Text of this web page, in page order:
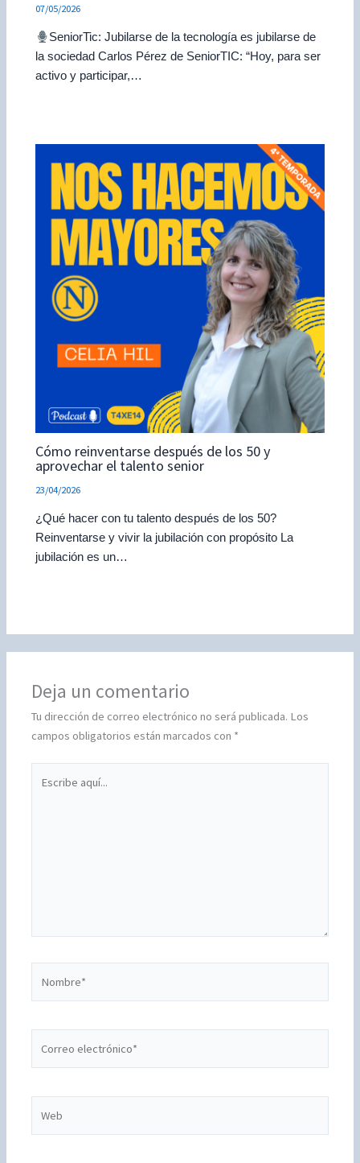
07/05/2026
SeniorTic: Jubilarse de la tecnología es jubilarse de
la sociedad Carlos Pérez de SeniorTIC: “Hoy, para ser
activo y participar,…
Cómo reinventarse después de los 50 y
aprovechar el talento senior
23/04/2026
¿Qué hacer con tu talento después de los 50?
Reinventarse y vivir la jubilación con propósito La
jubilación es un…
Deja un comentario
Tu dirección de correo electrónico no será publicada. Los
campos obligatorios están marcados con *
aquí...
electrónico*